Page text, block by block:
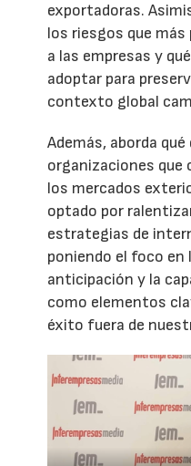
exportadoras.
los riesgos que
a las empresas y
adoptar para
contexto global
Además, aborda
organizaciones que
los mercados
optado por
estrategias de
poniendo el foco en
anticipación y la
como elementos
éxito fuera de